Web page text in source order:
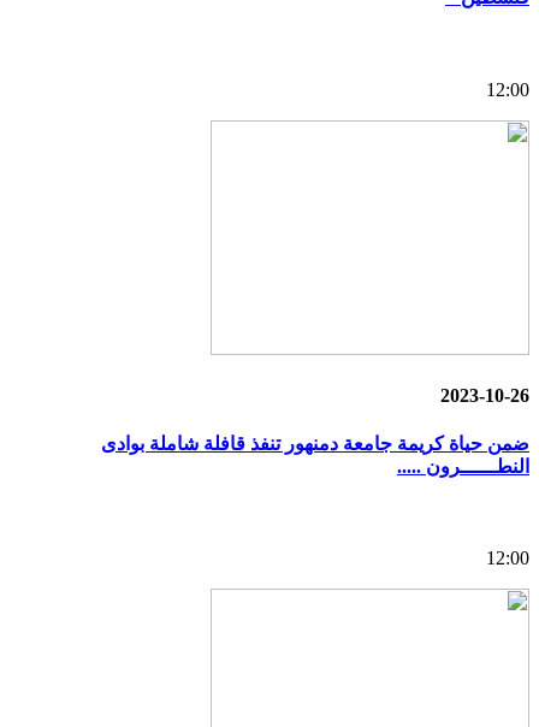
12:00
2023-10-26
ضمن حياة كريمة جامعة دمنهور تنفذ قافلة شاملة بوادى
النطــــــرون .....
12:00